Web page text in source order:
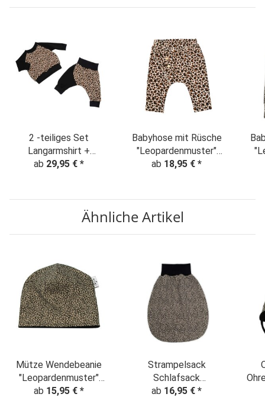
2 -teiliges Set
Langarmshirt +
Pumphose
schwarz
ab 29,95 € *
Babyhose mit Rüsche
"Leopardenmuster"
Animalprint beige-
ab 18,95 € *
Ähnliche Artikel
Mütze Wendebeanie
"Leopardenmuster"
beige-schwarz
ab 15,95 € *
Strampelsack
Schlafsack
Leopardenmuster
ab 16,95 € *